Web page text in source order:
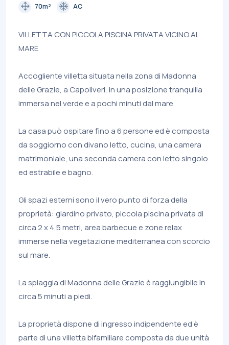
drag_pan 70m² ac_unit AC
VILLETTA CON PICCOLA PISCINA PRIVATA VICINO AL
MARE
Accogliente villetta situata nella zona di Madonna
delle Grazie, a Capoliveri, in una posizione tranquilla
immersa nel verde e a pochi minuti dal mare.
La casa può ospitare fino a 6 persone ed è composta
da soggiorno con divano letto, cucina, una camera
matrimoniale, una seconda camera con letto singolo
ed estrabile e bagno.
Gli spazi esterni sono il vero punto di forza della
proprietà: giardino privato, piccola piscina privata di
circa 2 x 4,5 metri, area barbecue e zone relax
immerse nella vegetazione mediterranea con scorcio
sul mare.
La spiaggia di Madonna delle Grazie è raggiungibile in
circa 5 minuti a piedi.
La proprietà dispone di ingresso indipendente ed è
parte di una villetta bifamiliare composta da due unità